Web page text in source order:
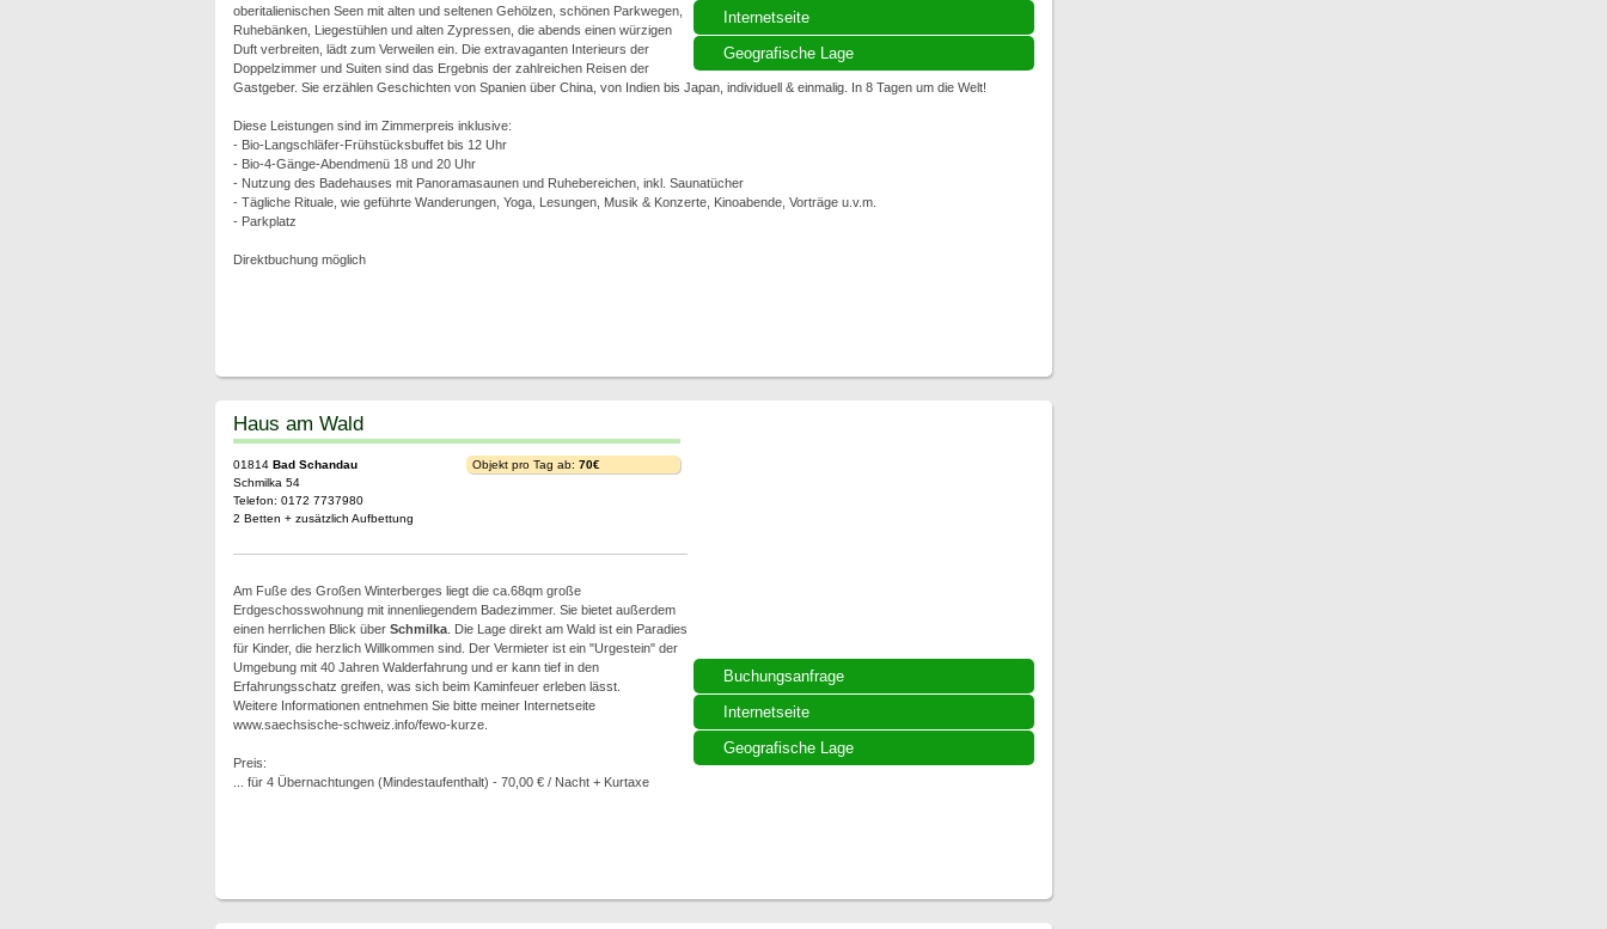
Internetseite
Geografische Lage
oberitalienischen Seen mit alten und seltenen Gehölzen, schönen Parkwegen,
Ruhebänken, Liegestühlen und alten Zypressen, die abends einen würzigen
Duft verbreiten, lädt zum Verweilen ein. Die extravaganten Interieurs der
Doppelzimmer und Suiten sind das Ergebnis der zahlreichen Reisen der
Gastgeber. Sie erzählen Geschichten von Spanien über China, von Indien bis Japan, individuell & einmalig. In 8 Tagen um die Welt!
Diese Leistungen sind im Zimmerpreis inklusive:
- Bio-Langschläfer-Frühstücksbuffet bis 12 Uhr
- Bio-4-Gänge-Abendmenü 18 und 20 Uhr
- Nutzung des Badehauses mit Panoramasaunen und Ruhebereichen, inkl. Saunatücher
- Tägliche Rituale, wie geführte Wanderungen, Yoga, Lesungen, Musik & Konzerte, Kinoabende, Vorträge u.v.m.
- Parkplatz
Direktbuchung möglich
Buchungsanfrage
Internetseite
Geografische Lage
Haus am Wald
01814 Bad Schandau
Schmilka 54
Telefon: 0172 7737980
2 Betten + zusätzlich Aufbettung
Objekt pro Tag ab: 70€
Am Fuße des Großen Winterberges liegt die ca.68qm große
Erdgeschosswohnung mit innenliegendem Badezimmer. Sie bietet außerdem
einen herrlichen Blick über Schmilka. Die Lage direkt am Wald ist ein Paradies
für Kinder, die herzlich Willkommen sind. Der Vermieter ist ein "Urgestein" der
Umgebung mit 40 Jahren Walderfahrung und er kann tief in den
Erfahrungsschatz greifen, was sich beim Kaminfeuer erleben lässt.
Weitere Informationen entnehmen Sie bitte meiner Internetseite
www.saechsische-schweiz.info/fewo-kurze.
Preis:
... für 4 Übernachtungen (Mindestaufenthalt) - 70,00 € / Nacht + Kurtaxe